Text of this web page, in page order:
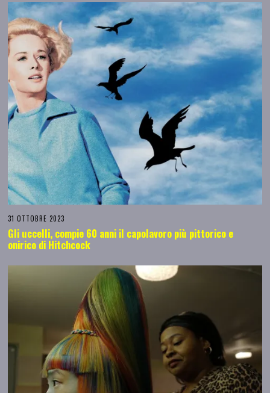
31 OTTOBRE 2023
Gli uccelli, compie 60 anni il capolavoro più pittorico e
onirico di Hitchcock